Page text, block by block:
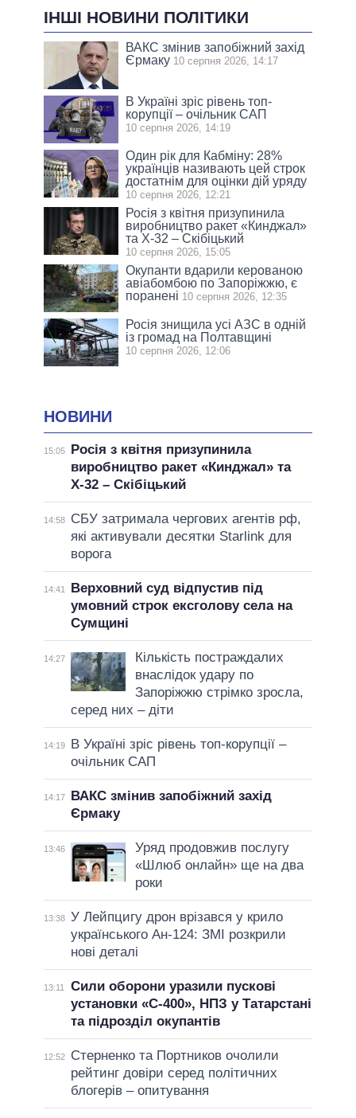
ІНШІ НОВИНИ ПОЛІТИКИ
ВАКС змінив запобіжний захід
Єрмаку 10 серпня 2026, 14:17
В Україні зріс рівень топ-
корупції – очільник САП
10 серпня 2026, 14:19
Один рік для Кабміну: 28%
українців називають цей строк
достатнім для оцінки дій уряду
10 серпня 2026, 12:21
Росія з квітня призупинила
виробництво ракет «Кинджал»
та Х-32 – Скібіцький
10 серпня 2026, 15:05
Окупанти вдарили керованою
авіабомбою по Запоріжжю, є
поранені 10 серпня 2026, 12:35
Росія знищила усі АЗС в одній
із громад на Полтавщині
10 серпня 2026, 12:06
НОВИНИ
15:05
Росія з квітня призупинила
виробництво ракет «Кинджал» та
Х-32 – Скібіцький
14:58
СБУ затримала чергових агентів рф,
які активували десятки Starlink для
ворога
14:41
Верховний суд відпустив під
умовний строк ексголову села на
Сумщині
14:27
Кількість постраждалих
внаслідок удару по
Запоріжжю стрімко зросла,
серед них – діти
14:19
В Україні зріс рівень топ-корупції –
очільник САП
14:17
ВАКС змінив запобіжний захід
Єрмаку
13:46
Уряд продовжив послугу
«Шлюб онлайн» ще на два
роки
13:38 У Лейпцигу дрон врізався у крило
українського Ан-124: ЗМІ розкрили
нові деталі
13:11
Сили оборони уразили пускові
установки «С-400», НПЗ у Татарстані
та підрозділ окупантів
12:52
Стерненко та Портников очолили
рейтинг довіри серед політичних
блогерів – опитування